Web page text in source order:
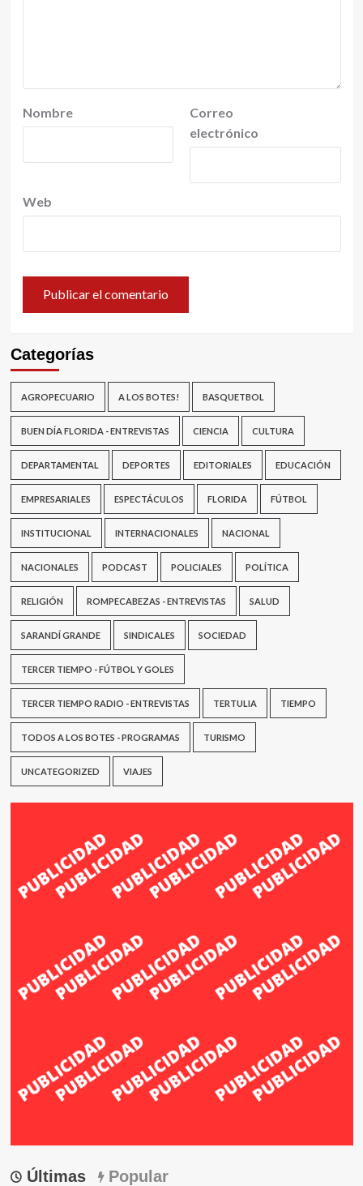
Nombre
Correo
electrónico
Web
Categorías
AGROPECUARIO A LOS BOTES! BASQUETBOL
BUEN DÍA FLORIDA - ENTREVISTAS CIENCIA CULTURA
DEPARTAMENTAL DEPORTES EDITORIALES EDUCACIÓN
EMPRESARIALES ESPECTÁCULOS FLORIDA FÚTBOL
INSTITUCIONAL INTERNACIONALES NACIONAL
NACIONALES PODCAST POLICIALES POLÍTICA
RELIGIÓN ROMPECABEZAS - ENTREVISTAS SALUD
SARANDÍ GRANDE SINDICALES SOCIEDAD
TERCER TIEMPO - FÚTBOL Y GOLES
TERCER TIEMPO RADIO - ENTREVISTAS TERTULIA TIEMPO
TODOS A LOS BOTES - PROGRAMAS TURISMO
UNCATEGORIZED VIAJES
Últimas Popular